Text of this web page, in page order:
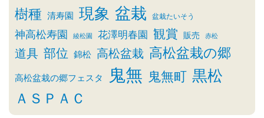
樹種 清寿園 現象 盆栽 盆栽たいそう
神高松寿園 綾松園 花澤明春園 観賞 販売 赤松
道具 部位 錦松 高松盆栽 高松盆栽の郷
高松盆栽の郷フェスタ 鬼無 鬼無町 黒松
ＡＳＰＡＣ